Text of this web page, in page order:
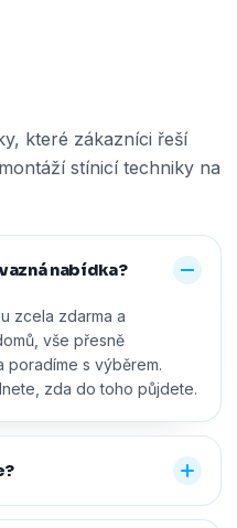
které zákazníci řeší
stínicí techniky na
nabídka?
zcela zdarma a
vše přesně
poradíme s výběrem.
zda do toho půjdete.
na míru: rolety den a